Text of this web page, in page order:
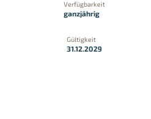
Verfügbarkeit
ganzjährig
Gültigkeit
31.12.2029